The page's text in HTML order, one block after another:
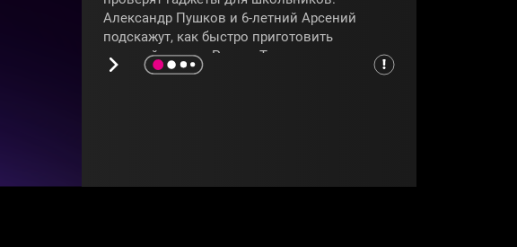
Александр Пушков и 6-летний Арсений
подскажут, как быстро приготовить
вкусный десерт. Регина Тодоренко
проведёт космический эксперимент.